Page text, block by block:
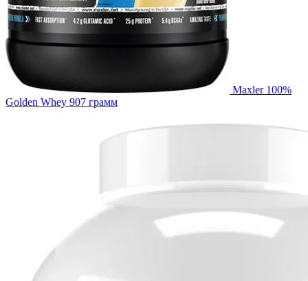
Maxler 100%
Golden Whey 907 грамм